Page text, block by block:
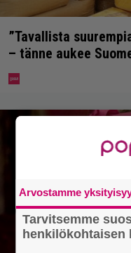
”Tavallista
– tänne aukee
Arvostamme
Tarvitsemme
henkilökohtaisen